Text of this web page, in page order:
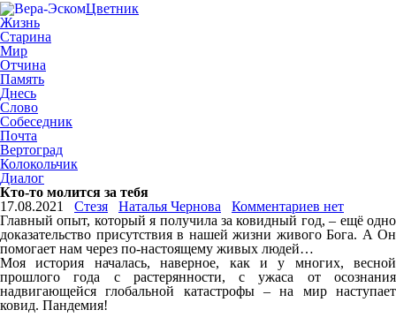
Цветник
Жизнь
Старина
Мир
Отчина
Память
Днесь
Слово
Собеседник
Почта
Вертоград
Колокольчик
Диалог
Кто-то молится за тебя
17.08.2021
Стезя Наталья Чернова
Комментариев нет
Главный опыт, который я получила за ковидный год, – ещё одно
доказательство присутствия в нашей жизни живого Бога. А Он
помогает нам через по-настоящему живых людей…
Моя история началась, наверное, как и у многих, весной
прошлого года с растерянности, с ужаса от осознания
надвигающейся глобальной катастрофы – на мир наступает
ковид. Пандемия!